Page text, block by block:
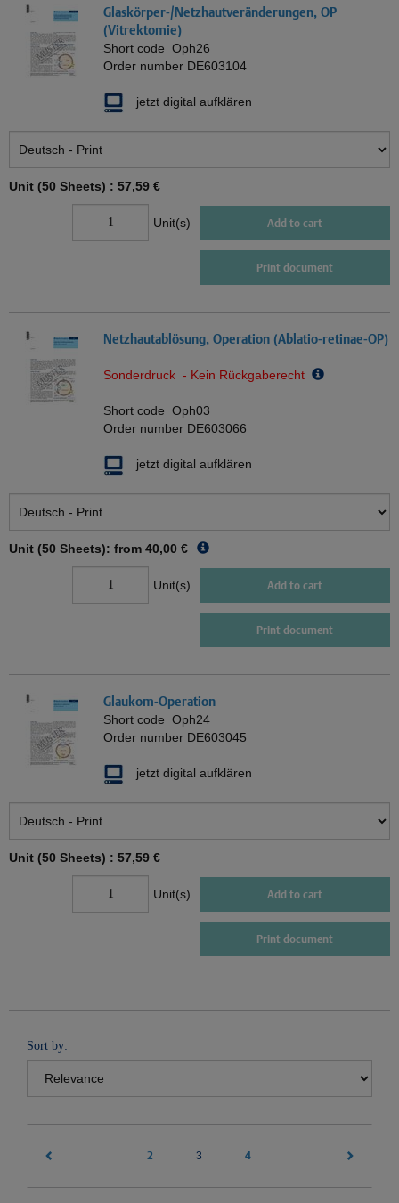
Glaskörper-/Netzhautveränderungen, OP
(Vitrektomie)
Short code Oph26
Order number DE603104
jetzt digital aufklären
Unit (50 Sheets) : 57,59 €
Unit(s) Add to cart
Print document
Netzhautablösung, Operation (Ablatio-retinae-OP)
Sonderdruck - Kein Rückgaberecht
Short code Oph03
Order number DE603066
jetzt digital aufklären
Unit (50 Sheets): from 40,00 €
Unit(s) Add to cart
Print document
Glaukom-Operation
Short code Oph24
Order number DE603045
jetzt digital aufklären
Unit (50 Sheets) : 57,59 €
Unit(s) Add to cart
Print document
Sort by:
2 3 4